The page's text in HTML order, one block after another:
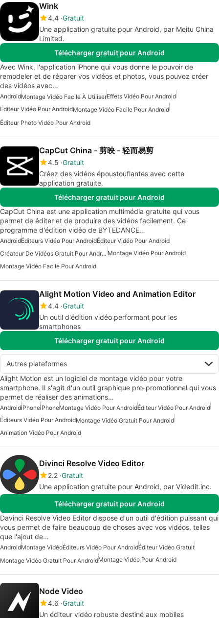
Wink
4.4 Gratuit
Une application gratuite pour Android, par Meitu China
Limited.
Télécharger gratuit pour Android
Avec Wink, l'application iPhone qui vous donne le pouvoir de
remodeler et de réparer vos vidéos et photos, vous pouvez créer
des vidéos avec…
AndroidMontage Vidéo Facile À UtiliserEffets Vidéo Pour Android
Éditeur Vidéo Pour AndroidMontage Vidéo Facile Pour Android
Éditeur Photo Vidéo Pour Android
CapCut China - 剪映 - 轻而易剪
4.5 Gratuit
Créez des vidéos époustouflantes avec cette
application gratuite.
Télécharger gratuit pour Android
CapCut China est une application multimédia gratuite qui vous
permet de éditer et de produire des vidéos facilement. Ce
programme d'édition vidéo de BYTEDANCE…
AndroidÉditeurs Vidéo Pour AndroidÉditeur Vidéo Pour Android
Créateur De Vidéos Gratuit Pour Android Montage Vidéo Pour Android
Montage Vidéo Facile Pour Android
Alight Motion Video and Animation Editor
4.4 Gratuit
Un outil d'édition vidéo performant pour les
smartphones
Télécharger gratuit pour Android
Autres plateformes
Alight Motion est un logiciel de montage vidéo pour votre
smartphone. Il s'agit d'un outil graphique pro-promotionnel qui vous
permet de réaliser des animations…
AndroidiPhoneiPhoneMontage Vidéo Pour AndroidÉditeur Vidéo Pour Android
Éditeurs Vidéo Pour AndroidMontage Vidéo Gratuit Pour Android
Animation Vidéo Pour Android
Divinci Resolve Video Editor
2.2 Gratuit
Une application gratuite pour Android, par Videdit.inc.
Télécharger gratuit pour Android
Davinci Resolve Video Editor dispose d'un outil d'édition puissant qui
vous permet de faire beaucoup de choses avec vos vidéos, telles
que l'ajout de…
AndroidMontage VidéoÉditeurs Vidéo Pour AndroidÉditeur Vidéo Gratuit
Montage Vidéo Gratuit Pour AndroidMontage Vidéo Pour Android
Node Video
4.6 Gratuit
Un éditeur vidéo robuste destiné aux mobiles